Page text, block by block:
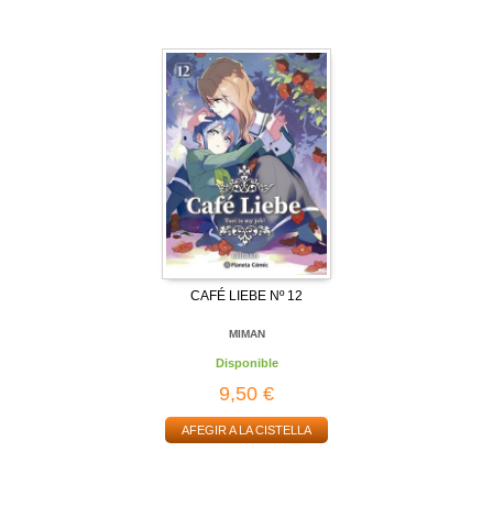
CAFÉ LIEBE Nº 12
MIMAN
Disponible
9,50 €
AFEGIR A LA CISTELLA